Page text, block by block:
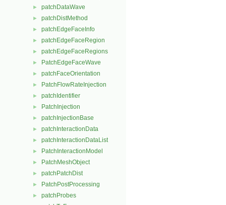
► patchDataWave
► patchDistMethod
► patchEdgeFaceInfo
► patchEdgeFaceRegion
► patchEdgeFaceRegions
► PatchEdgeFaceWave
► patchFaceOrientation
► PatchFlowRateInjection
► patchIdentifier
► PatchInjection
► patchInjectionBase
► patchInteractionData
► patchInteractionDataList
► PatchInteractionModel
► PatchMeshObject
► patchPatchDist
► PatchPostProcessing
► patchProbes